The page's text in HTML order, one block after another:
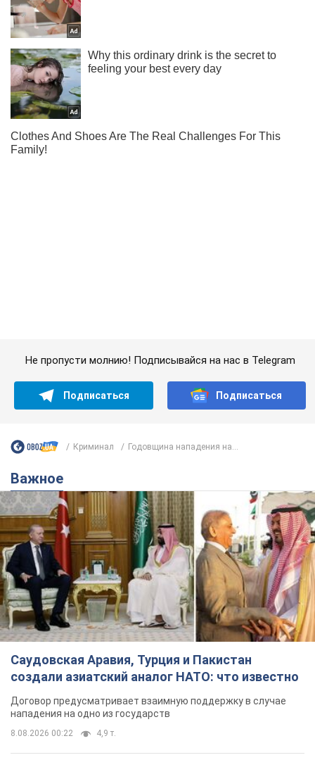
Саудовская Аравия, Турция и Пакистан
создали азиатский аналог НАТО: что известно
Договор предусматривает взаимную поддержку в случае
нападения на одно из государств
8.08.2026 00:22 4,9 т.
В Прикарпатье после аномальной
жары прошел сильный ливень:
дороги превратились в реки. Видео
область и курортный Буковель
7 часов назад 13,4 т.
Хорватия унизила сборную России
по спортивной гимнастике,
официально не пустив на чемпионат